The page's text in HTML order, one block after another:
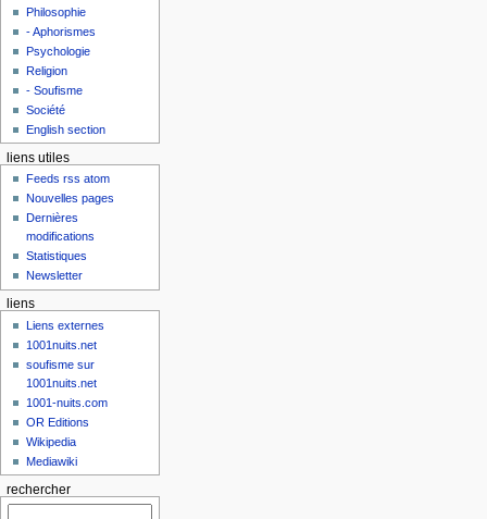
Philosophie
- Aphorismes
Psychologie
Religion
- Soufisme
Société
English section
liens utiles
Feeds rss atom
Nouvelles pages
Dernières
modifications
Statistiques
Newsletter
liens
Liens externes
1001nuits.net
soufisme sur
1001nuits.net
1001-nuits.com
OR Editions
Wikipedia
Mediawiki
rechercher